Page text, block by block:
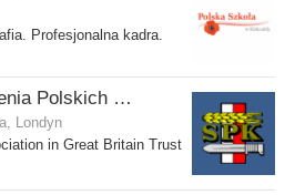
Profesjonalna kadra.
Fundacja Stowarzyszenia Polskich Kombatantów w Wielkiej Brytanii
Londyn
in Great Britain Trust